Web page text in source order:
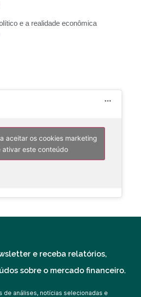
e a realidade econômica
aceitar os cookies marketing
ativar este conteúdo
e receba relatórios,
sobre o mercado financeiro.
de análises, notícias selecionadas e